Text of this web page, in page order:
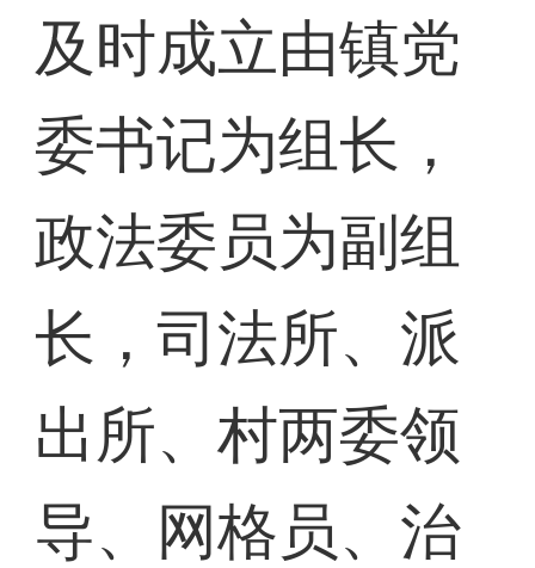
及时成立由镇党
委书记为组长，
政法委员为副组
长，司法所、派
出所、村两委领
导、网格员、治